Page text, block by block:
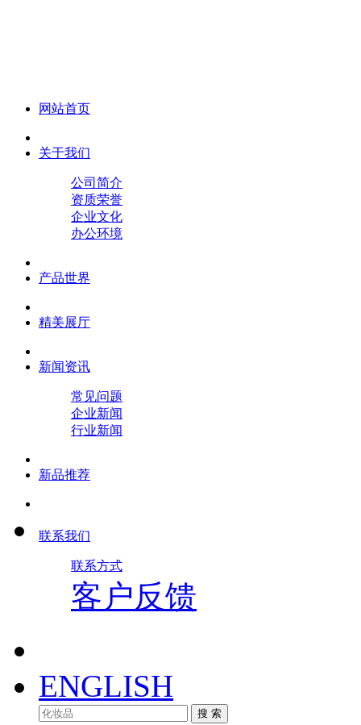
网站首页
关于我们
公司简介
资质荣誉
企业文化
办公环境
产品世界
精美展厅
新闻资讯
常见问题
企业新闻
行业新闻
新品推荐
联系我们
联系方式
客户反馈
ENGLISH